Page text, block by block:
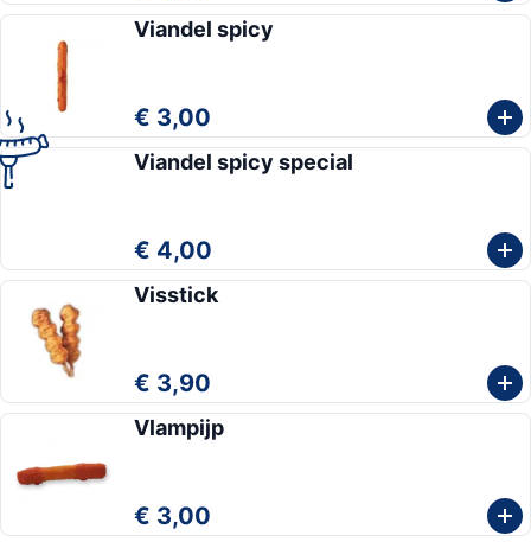
Viandel spicy
€ 3,00
Viandel spicy special
€ 4,00
Visstick
€ 3,90
Vlampijp
€ 3,00